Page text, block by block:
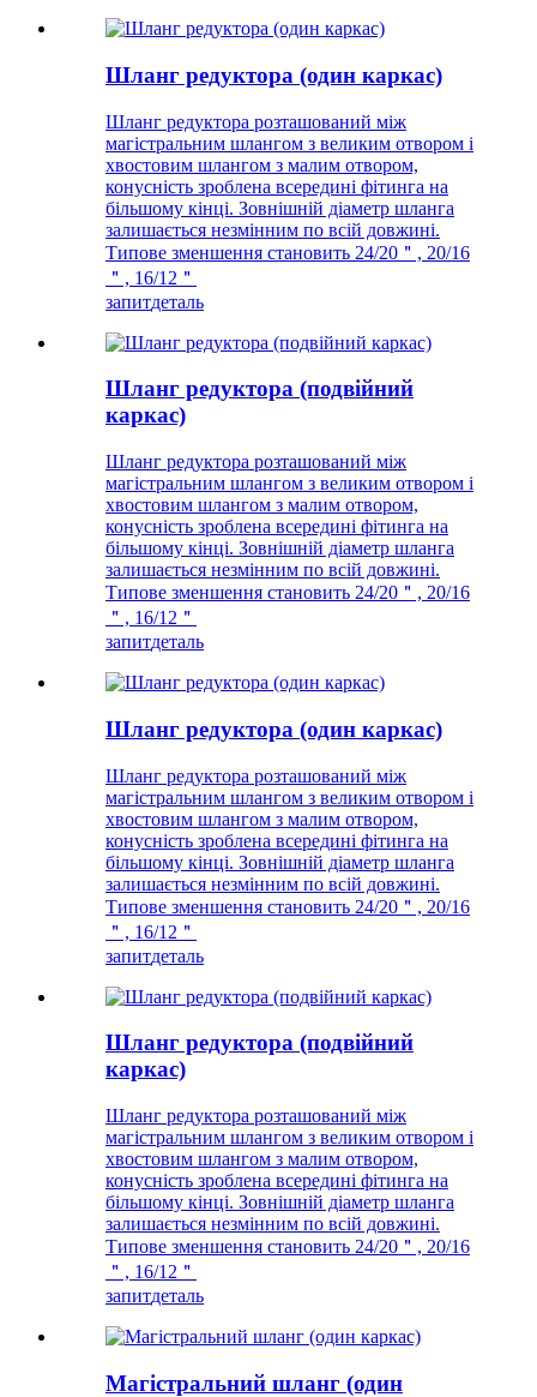
Шланг редуктора (один каркас)
Шланг редуктора розташований між
магістральним шлангом з великим отвором і
хвостовим шлангом з малим отвором,
конусність зроблена всередині фітинга на
більшому кінці. Зовнішній діаметр шланга
залишається незмінним по всій довжині.
Типове зменшення становить 24/20＂, 20/16
＂, 16/12＂
запитдеталь
Шланг редуктора (подвійний
каркас)
Шланг редуктора розташований між
магістральним шлангом з великим отвором і
хвостовим шлангом з малим отвором,
конусність зроблена всередині фітинга на
більшому кінці. Зовнішній діаметр шланга
залишається незмінним по всій довжині.
Типове зменшення становить 24/20＂, 20/16
＂, 16/12＂
запитдеталь
Шланг редуктора (один каркас)
Шланг редуктора розташований між
магістральним шлангом з великим отвором і
хвостовим шлангом з малим отвором,
конусність зроблена всередині фітинга на
більшому кінці. Зовнішній діаметр шланга
залишається незмінним по всій довжині.
Типове зменшення становить 24/20＂, 20/16
＂, 16/12＂
запитдеталь
Шланг редуктора (подвійний
каркас)
Шланг редуктора розташований між
магістральним шлангом з великим отвором і
хвостовим шлангом з малим отвором,
конусність зроблена всередині фітинга на
більшому кінці. Зовнішній діаметр шланга
залишається незмінним по всій довжині.
Типове зменшення становить 24/20＂, 20/16
＂, 16/12＂
запитдеталь
Магістральний шланг (один